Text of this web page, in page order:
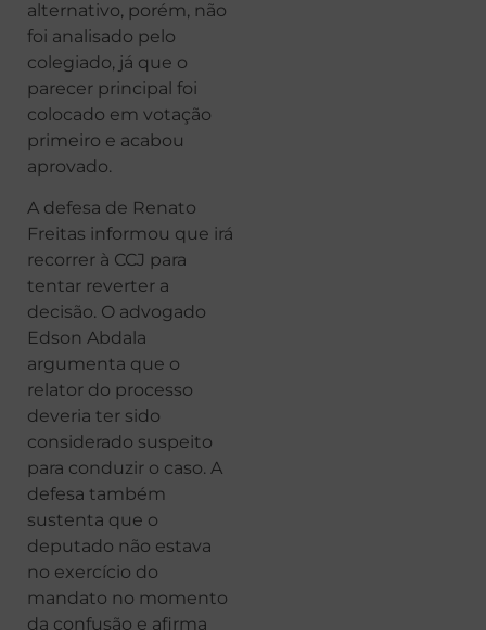
alternativo, porém, não
foi analisado pelo
colegiado, já que o
parecer principal foi
colocado em votação
primeiro e acabou
aprovado.
A defesa de Renato
Freitas informou que irá
recorrer à CCJ para
tentar reverter a
decisão. O advogado
Edson Abdala
argumenta que o
relator do processo
deveria ter sido
considerado suspeito
para conduzir o caso. A
defesa também
sustenta que o
deputado não estava
no exercício do
mandato no momento
da confusão e afirma